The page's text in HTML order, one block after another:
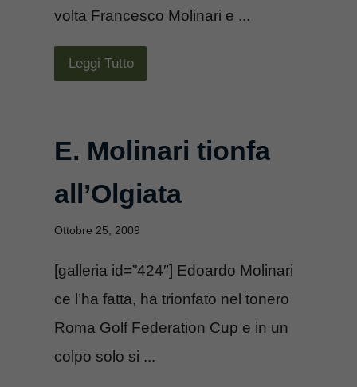
volta Francesco Molinari e ...
Leggi Tutto
E. Molinari tionfa
all’Olgiata
Ottobre 25, 2009
[galleria id=”424″] Edoardo Molinari
ce l’ha fatta, ha trionfato nel tonero
Roma Golf Federation Cup e in un
colpo solo si ...